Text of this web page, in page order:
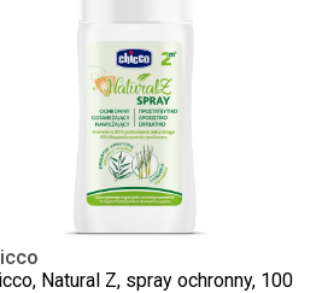
Natural Z, spray ochronny, 100